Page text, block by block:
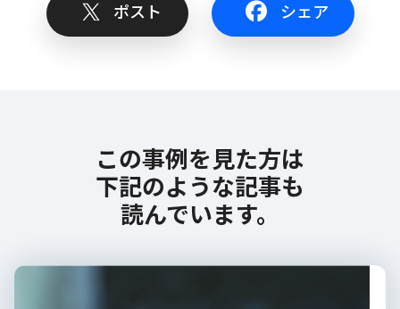
ポスト シェア
この事例を見た方は
下記のような記事も
読んでいます。